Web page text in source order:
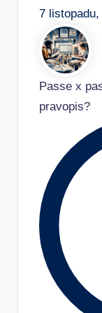
7 listopadu,
Passe x
pravopis?